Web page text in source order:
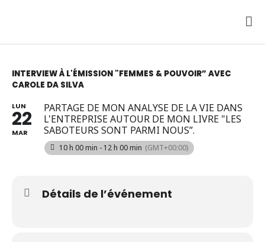
INTERVIEW À L'ÉMISSION "FEMMES & POUVOIR” AVEC
CAROLE DA SILVA
LUN
22
MAR
PARTAGE DE MON ANALYSE DE LA VIE DANS
L'ENTREPRISE AUTOUR DE MON LIVRE "LES
SABOTEURS SONT PARMI NOUS”.
10 h 00 min - 12 h 00 min (GMT+00:00)
Détails de l’événement